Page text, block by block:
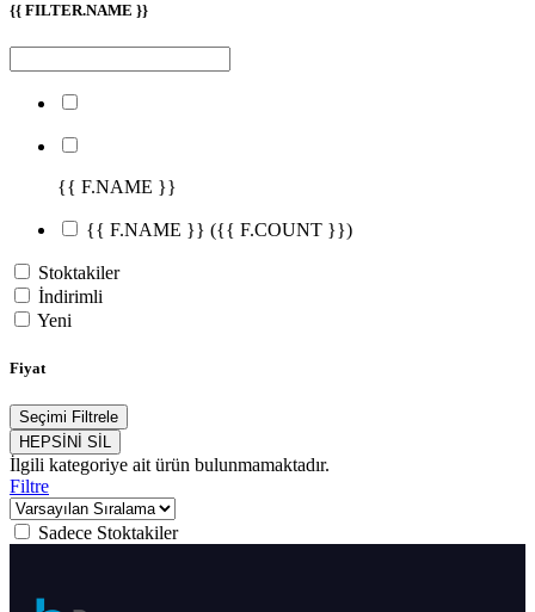
{{ FILTER.NAME }}
{{ F.NAME }}
{{ F.NAME }} ({{ F.COUNT }})
Stoktakiler
İndirimli
Yeni
Fiyat
Seçimi Filtrele
HEPSİNİ SİL
İlgili kategoriye ait ürün bulunmamaktadır.
Filtre
Sadece Stoktakiler